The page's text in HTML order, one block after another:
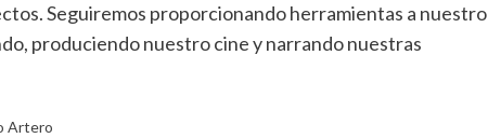
Seguiremos proporcionando herramientas a nuestro
produciendo nuestro cine y narrando nuestras
Artero